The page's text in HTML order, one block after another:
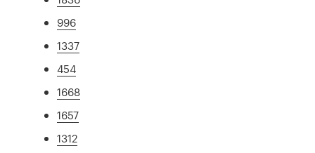
996
1337
454
1668
1657
1312